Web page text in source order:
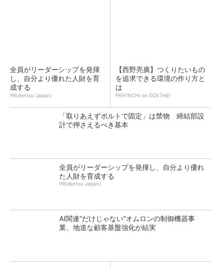
全員がリーダーシップを発揮
し、自分より優れた人財を育
成する
PR(dentsu Japan)
【西野亮廣】つくりたいもの
を追求できる環境の作り方と
は
PR(FINCHI on GOETHE)
「取りあえずボルトで固定」は禁物 締結部設
計で押さえるべき基本
全員がリーダーシップを発揮し、自分より優れ
た人財を育成する
PR(dentsu Japan)
AI関連“だけじゃない”オムロンの制御機器事
業、地道な顧客基盤強化が結実